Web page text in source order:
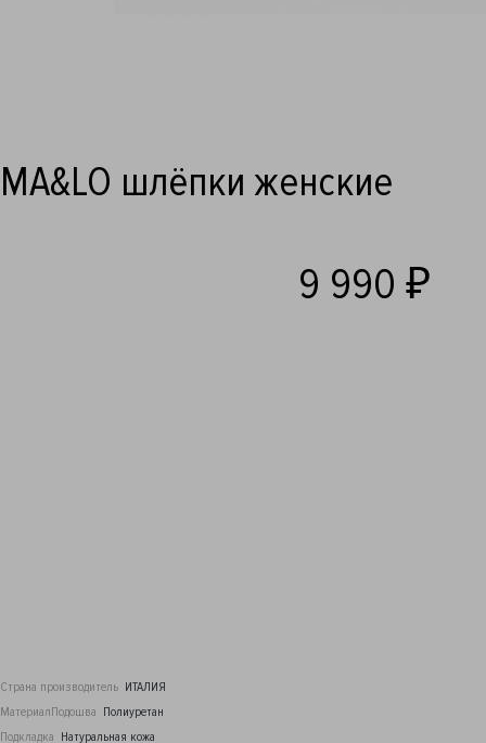
MA&LO шлёпки женские
9 990 ₽
Страна производитель ИТАЛИЯ
МатериалПодошва Полиуретан
Подкладка Натуральная кожа